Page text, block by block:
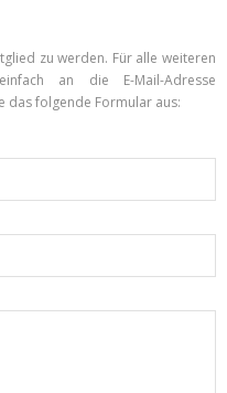
zu werden. Für alle weiteren
an die E-Mail-Adresse
das folgende Formular aus: